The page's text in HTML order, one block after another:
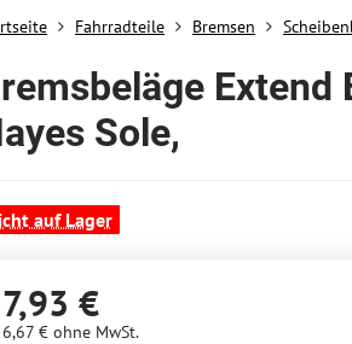
Fahrradteile Bremsen
Sole,
auf Lager
7,93 €
6,67 € ohne MwSt.